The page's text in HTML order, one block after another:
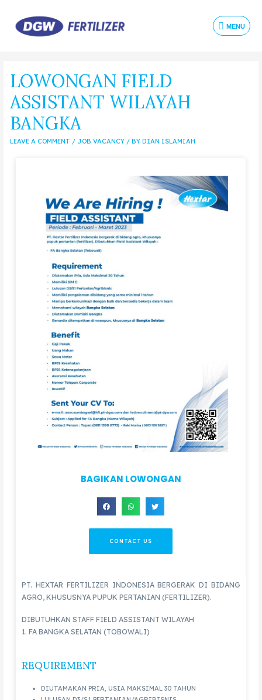
MENU
LOWONGAN FIELD
ASSISTANT WILAYAH
BANGKA
LEAVE A COMMENT / JOB VACANCY/ BY DIAN ISLAMIAH
BAGIKAN LOWONGAN
CONTACT US
PT. HEXTAR FERTILIZER INDONESIA BERGERAK DI BIDANG
AGRO, KHUSUSNYA PUPUK PERTANIAN (FERTILIZER).
DIBUTUHKAN STAFF FIELD ASSISTANT WILAYAH
1. FA BANGKA SELATAN (TOBOWALI)
REQUIREMENT
DIUTAMAKAN PRIA, USIA MAKSIMAL 30 TAHUN